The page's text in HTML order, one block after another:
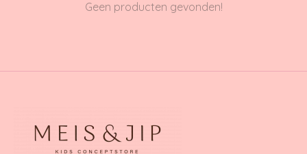
Geen producten gevonden!